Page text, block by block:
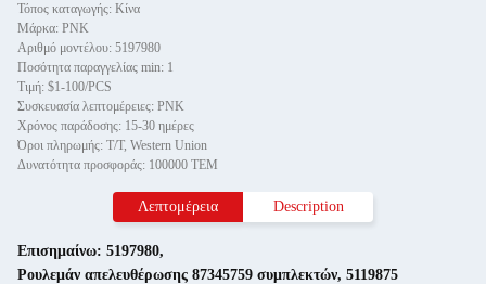
Τόπος καταγωγής: Κίνα
Μάρκα: PNK
Αριθμό μοντέλου: 5197980
Ποσότητα παραγγελίας min: 1
Τιμή: $1-100/PCS
Συσκευασία λεπτομέρειες: PNK
Χρόνος παράδοσης: 15-30 ημέρες
Όροι πληρωμής: T/T, Western Union
Δυνατότητα προσφοράς: 100000 ΤΕΜ
Λεπτομέρεια Description
Επισημαίνω: 5197980,
Ρουλεμάν απελευθέρωσης 87345759 συμπλεκτών, 5119875